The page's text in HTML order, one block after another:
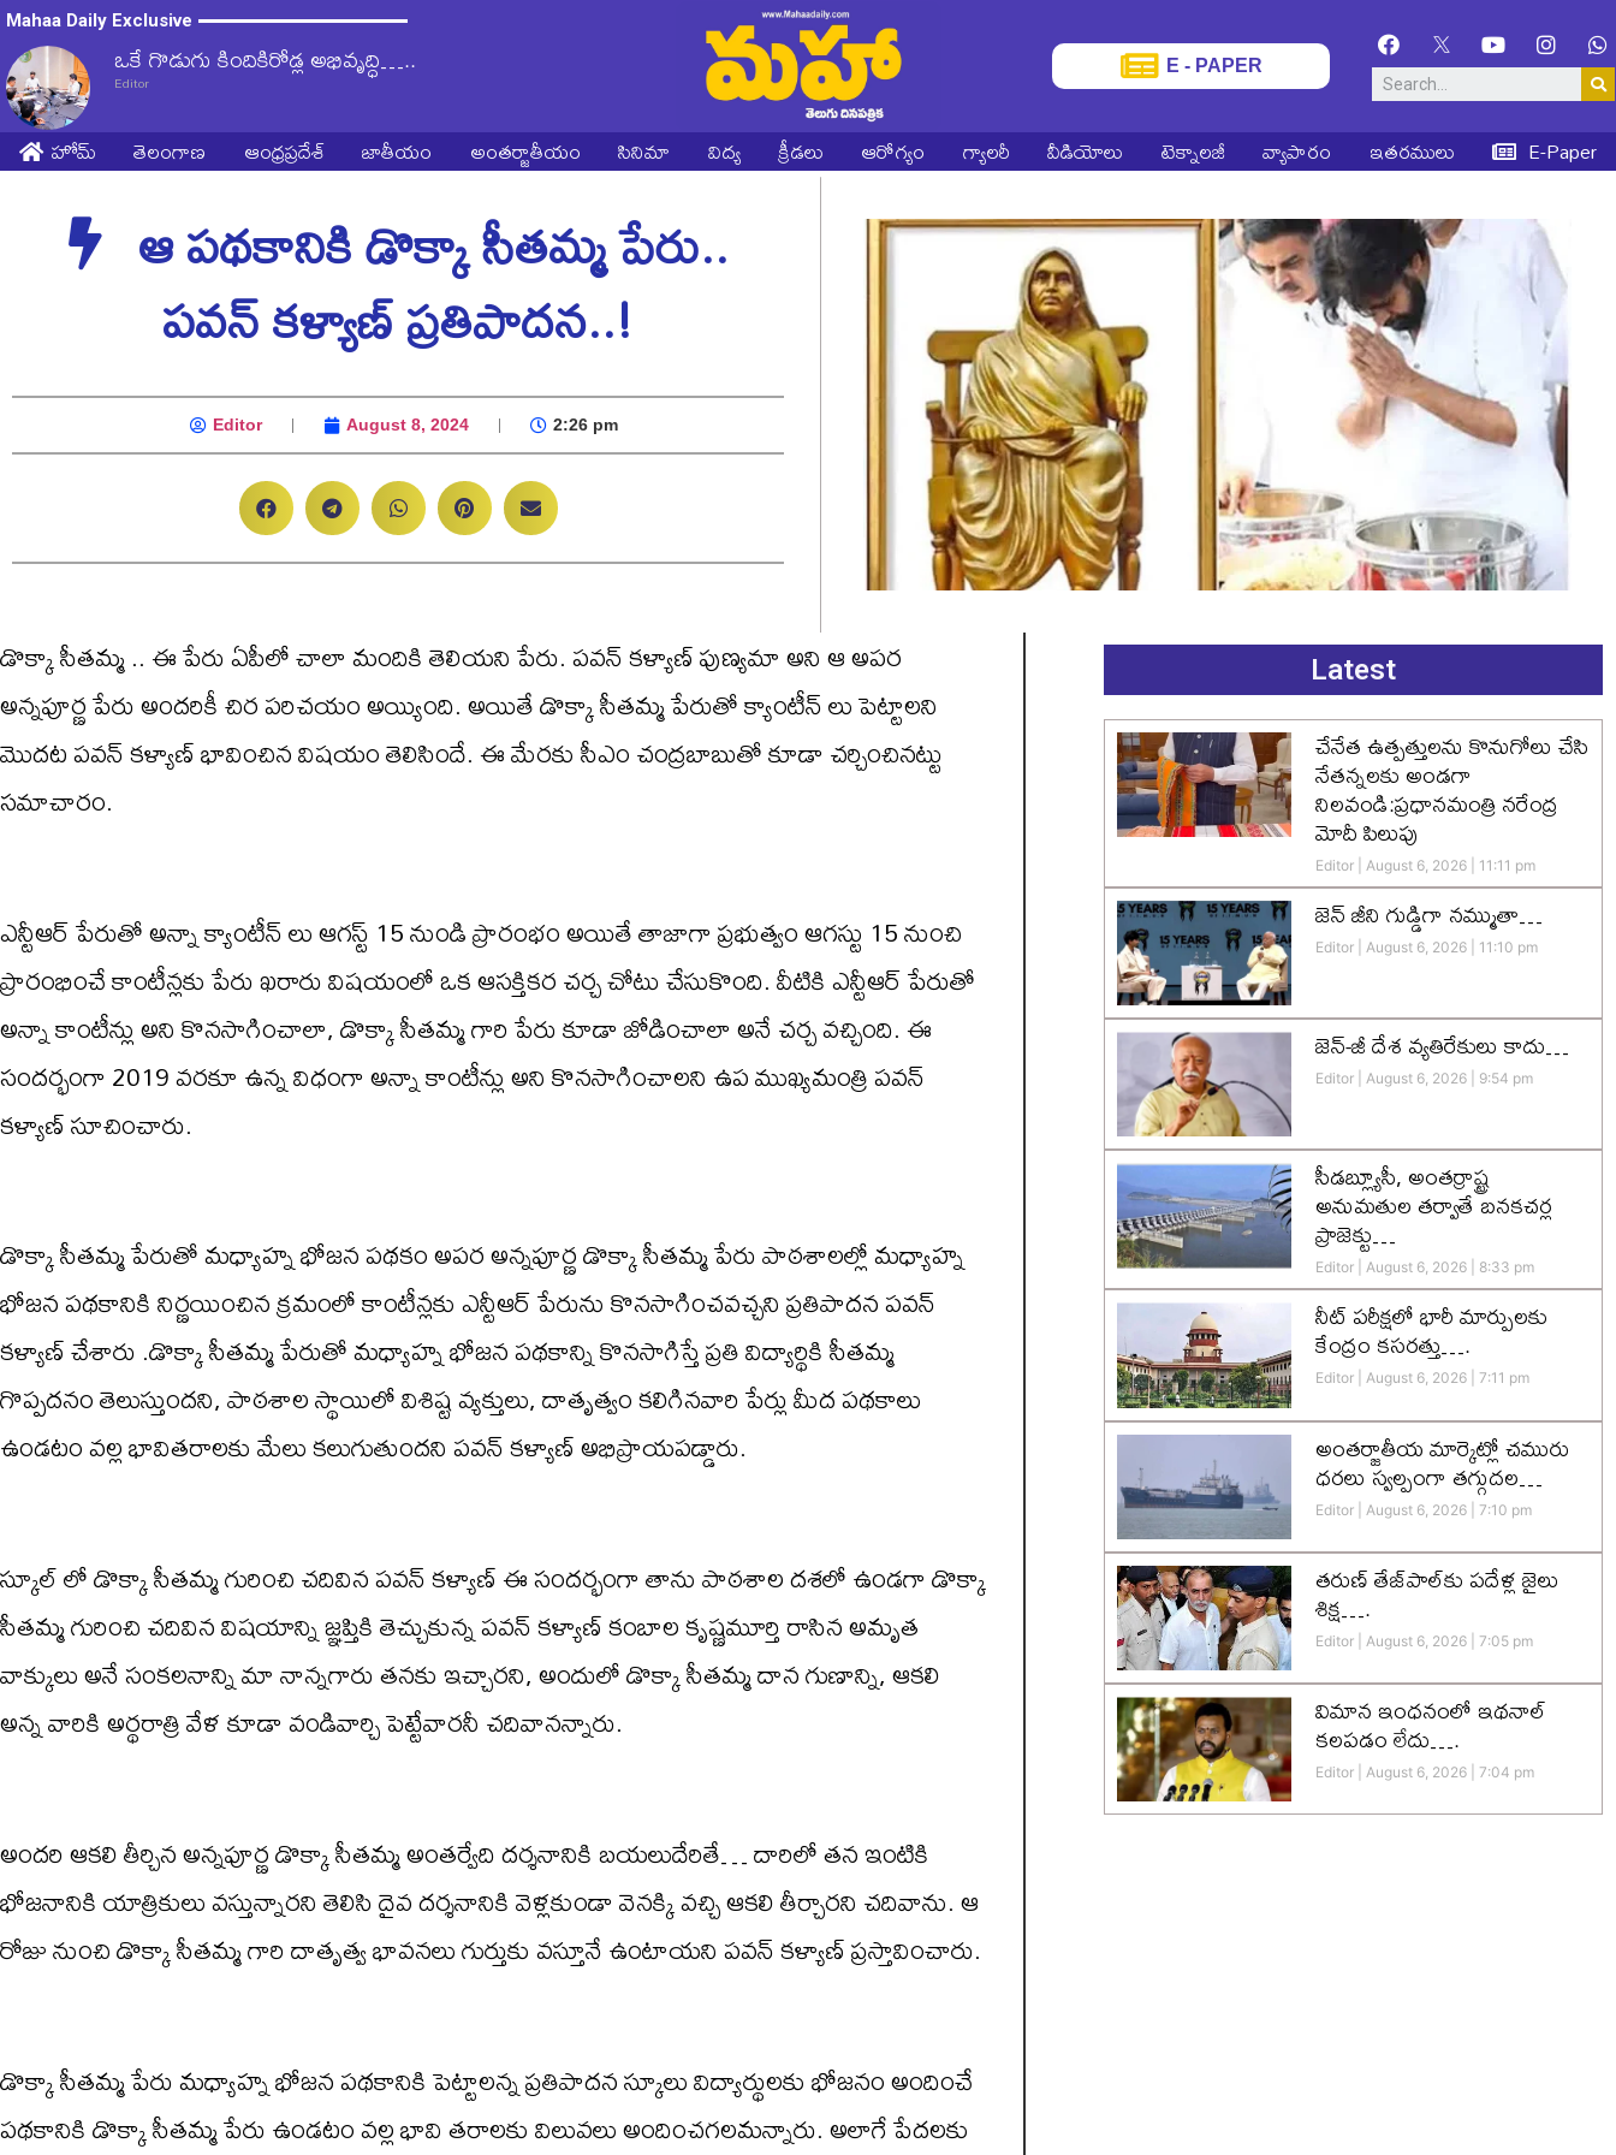
Mahaa Daily Exclusive
ఒకే గొడుగు కిందికిరోడ్ల అభివృద్ధి…..
Editor
E - PAPER
హోమ్ తెలంగాణ ఆంధ్రప్రదేశ్ జాతీయం అంతర్జాతీయం సినిమా విద్య క్రీడలు ఆరోగ్యం గ్యాలరీ వీడియోలు టెక్నాలజీ వ్యాపారం ఇతరములు E-Paper
ఆ పథకానికి డొక్కా సీతమ్మ పేరు..
పవన్ కళ్యాణ్ ప్రతిపాదన..!
Editor August 8, 2024 2:26 pm
డొక్కా సీతమ్మ .. ఈ పేరు ఏపీలో చాలా మందికి తెలియని పేరు. పవన్ కళ్యాణ్ పుణ్యమా అని ఆ అపర
అన్నపూర్ణ పేరు అందరికీ చిర పరిచయం అయ్యింది. అయితే డొక్కా సీతమ్మ పేరుతో క్యాంటీన్ లు పెట్టాలని
మొదట పవన్ కళ్యాణ్ భావించిన విషయం తెలిసిందే. ఈ మేరకు సీఎం చంద్రబాబుతో కూడా చర్చించినట్టు
సమాచారం.
ఎన్టీఆర్ పేరుతో అన్నా క్యాంటీన్ లు ఆగస్ట్ 15 నుండి ప్రారంభం అయితే తాజాగా ప్రభుత్వం ఆగస్టు 15 నుంచి
ప్రారంభించే కాంటీన్లకు పేరు ఖరారు విషయంలో ఒక ఆసక్తికర చర్చ చోటు చేసుకొంది. వీటికి ఎన్టీఆర్ పేరుతో
అన్నా కాంటీన్లు అని కొనసాగించాలా, డొక్కా సీతమ్మ గారి పేరు కూడా జోడించాలా అనే చర్చ వచ్చింది. ఈ
సందర్భంగా 2019 వరకూ ఉన్న విధంగా అన్నా కాంటీన్లు అని కొనసాగించాలని ఉప ముఖ్యమంత్రి పవన్
కళ్యాణ్ సూచించారు.
డొక్కా సీతమ్మ పేరుతో మధ్యాహ్న భోజన పథకం అపర అన్నపూర్ణ డొక్కా సీతమ్మ పేరు పాఠశాలల్లో మధ్యాహ్న
భోజన పథకానికి నిర్ణయించిన క్రమంలో కాంటీన్లకు ఎన్టీఆర్ పేరును కొనసాగించవచ్చని ప్రతిపాదన పవన్
కళ్యాణ్ చేశారు .డొక్కా సీతమ్మ పేరుతో మధ్యాహ్న భోజన పథకాన్ని కొనసాగిస్తే ప్రతి విద్యార్థికి సీతమ్మ
గొప్పదనం తెలుస్తుందని, పాఠశాల స్థాయిలో విశిష్ట వ్యక్తులు, దాతృత్వం కలిగినవారి పేర్లు మీద పథకాలు
ఉండటం వల్ల భావితరాలకు మేలు కలుగుతుందని పవన్ కళ్యాణ్ అభిప్రాయపడ్డారు.
స్కూల్ లో డొక్కా సీతమ్మ గురించి చదివిన పవన్ కళ్యాణ్ ఈ సందర్భంగా తాను పాఠశాల దశలో ఉండగా డొక్కా
సీతమ్మ గురించి చదివిన విషయాన్ని జ్ఞప్తికి తెచ్చుకున్న పవన్ కళ్యాణ్ కంబాల కృష్ణమూర్తి రాసిన అమృత
వాక్కులు అనే సంకలనాన్ని మా నాన్నగారు తనకు ఇచ్చారని, అందులో డొక్కా సీతమ్మ దాన గుణాన్ని, ఆకలి
అన్న వారికి అర్థరాత్రి వేళ కూడా వండివార్చి పెట్టేవారనీ చదివానన్నారు.
అందరి ఆకలి తీర్చిన అన్నపూర్ణ డొక్కా సీతమ్మ అంతర్వేది దర్శనానికి బయలుదేరితే… దారిలో తన ఇంటికి
భోజనానికి యాత్రికులు వస్తున్నారని తెలిసి దైవ దర్శనానికి వెళ్లకుండా వెనక్కి వచ్చి ఆకలి తీర్చారని చదివాను. ఆ
రోజు నుంచి డొక్కా సీతమ్మ గారి దాతృత్వ భావనలు గుర్తుకు వస్తూనే ఉంటాయని పవన్ కళ్యాణ్ ప్రస్తావించారు.
డొక్కా సీతమ్మ పేరు మధ్యాహ్న భోజన పథకానికి పెట్టాలన్న ప్రతిపాదన స్కూలు విద్యార్థులకు భోజనం అందించే
పథకానికి డొక్కా సీతమ్మ పేరు ఉండటం వల్ల భావి తరాలకు విలువలు అందించగలమన్నారు. అలాగే పేదలకు
Latest
చేనేత ఉత్పత్తులను కొనుగోలు చేసి
నేతన్నలకు అండగా
నిలవండి:ప్రధానమంత్రి నరేంద్ర
మోదీ పిలుపు
Editor August 6, 2026 11:11 pm
జెన్‌ జీని గుడ్డిగా నమ్ముతా…
Editor August 6, 2026 11:10 pm
జెన్-జీ దేశ వ్యతిరేకులు కాదు…
Editor August 6, 2026 9:54 pm
సీడబ్ల్యూసీ, అంతర్రాష్ట్ర
అనుమతుల తర్వాతే బనకచర్ల
ప్రాజెక్టు…
Editor August 6, 2026 8:33 pm
నీట్ పరీక్షలో భారీ మార్పులకు
కేంద్రం కసరత్తు….
Editor August 6, 2026 7:11 pm
అంతర్జాతీయ మార్కెట్లో చమురు
ధరలు స్వల్పంగా తగ్గుదల…
Editor August 6, 2026 7:10 pm
తరుణ్ తేజ్‌పాల్‌కు పదేళ్ల జైలు
శిక్ష….
Editor August 6, 2026 7:05 pm
విమాన ఇంధనంలో ఇథనాల్
కలపడం లేదు….
Editor August 6, 2026 7:04 pm